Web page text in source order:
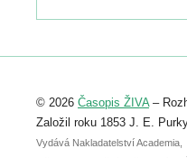
Registrovat se můžete
abstraktu přihlášené
posteru je už 30. června.
© 2026 Časopis ŽIVA–
Založil roku 1853 J. E.
Vydává Nakladatelství Academia,